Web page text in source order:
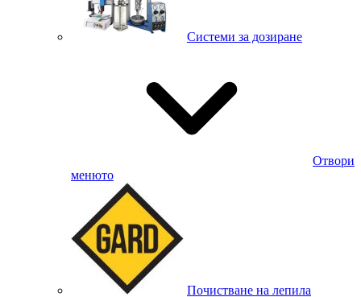
Системи за дозиране
Отвори
менюто
Почистване на лепила